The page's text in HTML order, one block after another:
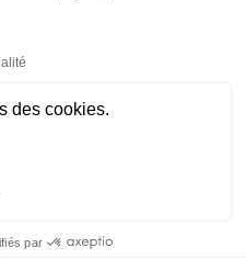
des cookies.
par